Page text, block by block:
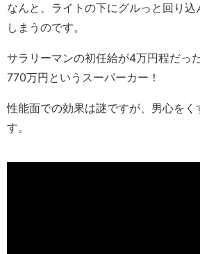
なんと、ライトの下にグルっと回り込
しまうのです。
サラリーマンの初任給が4万円程だっ
770万円というスーパーカー！
性能面での効果は謎ですが、男心を
す。